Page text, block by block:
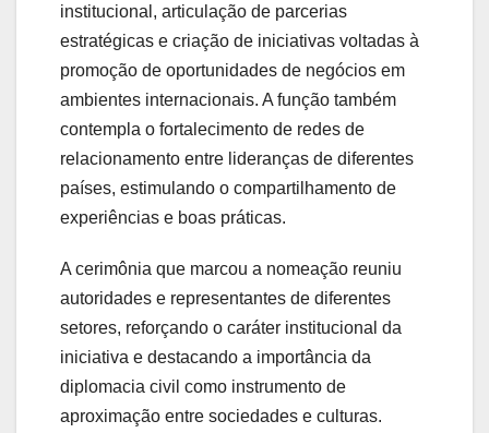
institucional, articulação de parcerias
estratégicas e criação de iniciativas voltadas à
promoção de oportunidades de negócios em
ambientes internacionais. A função também
contempla o fortalecimento de redes de
relacionamento entre lideranças de diferentes
países, estimulando o compartilhamento de
experiências e boas práticas.
A cerimônia que marcou a nomeação reuniu
autoridades e representantes de diferentes
setores, reforçando o caráter institucional da
iniciativa e destacando a importância da
diplomacia civil como instrumento de
aproximação entre sociedades e culturas.